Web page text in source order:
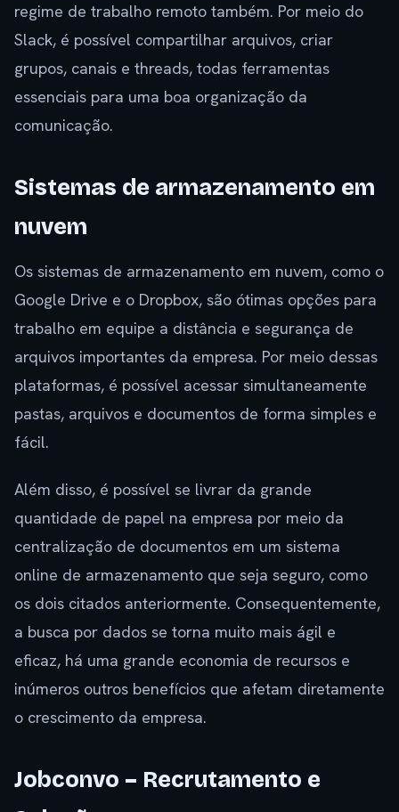
regime de trabalho remoto também. Por meio do
Slack, é possível compartilhar arquivos, criar
grupos, canais e threads, todas ferramentas
essenciais para uma boa organização da
comunicação.
Sistemas de armazenamento em
nuvem
Os sistemas de armazenamento em nuvem, como o
Google Drive e o Dropbox, são ótimas opções para
trabalho em equipe a distância e segurança de
arquivos importantes da empresa. Por meio dessas
plataformas, é possível acessar simultaneamente
pastas, arquivos e documentos de forma simples e
fácil.
Além disso, é possível se livrar da grande
quantidade de papel na empresa por meio da
centralização de documentos em um sistema
online de armazenamento que seja seguro, como
os dois citados anteriormente. Consequentemente,
a busca por dados se torna muito mais ágil e
eficaz, há uma grande economia de recursos e
inúmeros outros benefícios que afetam diretamente
o crescimento da empresa.
Jobconvo – Recrutamento e